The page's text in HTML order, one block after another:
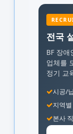
전국
BF 장애
업체를
정기 교
시공/
지역
본사